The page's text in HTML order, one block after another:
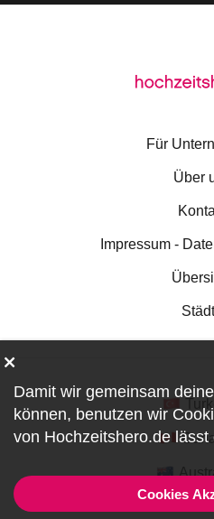
Für
Über
Impressum -
Damit wir gemeinsam
können, benutzen wir
von Hochzeitshero.de lässt
Cookies